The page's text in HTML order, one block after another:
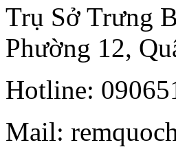
Trụ Sở Trưng
Phường 12,
Hotline:
Mail: